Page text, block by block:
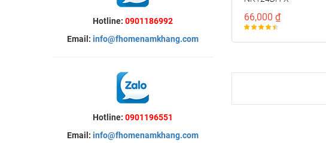
Hotline: 0901186992
Email: info@fhomenamkhang.com
Hotline: 0901196551
Email: info@fhomenamkhang.com
66,000 ₫